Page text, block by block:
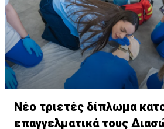
Νέο τριετές δίπλωμα
επαγγελματικά τους